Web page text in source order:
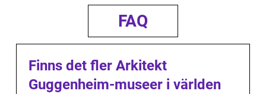
FAQ
Finns det fler Arkitekt
Guggenheim-museer i världen